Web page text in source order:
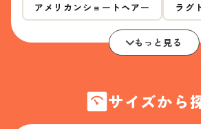
アメリカンショートヘアー ラグ
もっと見る
サイズから